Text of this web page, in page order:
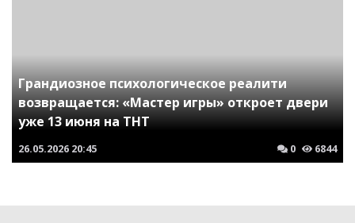
Грандиозное психологическое реалити
возвращается: «Мастер игры» откроет двери
уже 13 июня на ТНТ
26.05.2026 20:45 0 6844